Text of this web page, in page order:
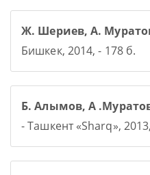
Ж. Шериев, А.
Бишкек, 2014, - 178 б.
Б. Алымов, А
- Ташкент «Sharq»,